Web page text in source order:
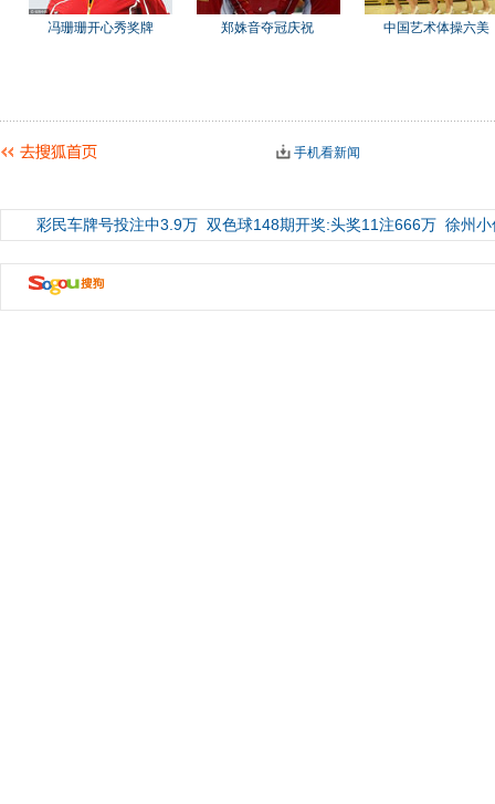
冯珊珊开心秀奖牌 郑姝音夺冠庆祝 中国艺术体操六美
手机看新闻
彩民车牌号投注中3.9万 双色球148期开奖:头奖11注666万 徐州